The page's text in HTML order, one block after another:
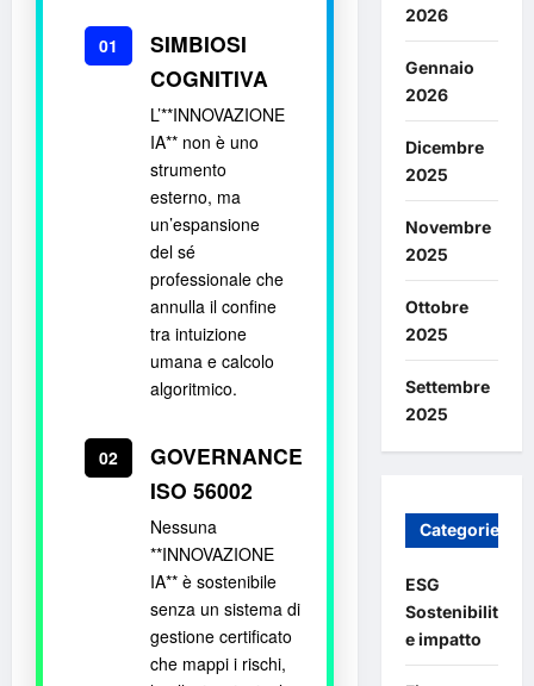
01
SIMBIOSI
COGNITIVA
L’**INNOVAZIONE
IA** non è uno
strumento
esterno, ma
un’espansione
del sé
professionale che
annulla il confine
tra intuizione
umana e calcolo
algoritmico.
02
GOVERNANCE
ISO 56002
Nessuna
**INNOVAZIONE
IA** è sostenibile
senza un sistema di
gestione certificato
che mappi i rischi,
2026
Gennaio
2026
Dicembre
2025
Novembre
2025
Ottobre
2025
Settembre
2025
Categories
ESG
Sostenibilità
e impatto